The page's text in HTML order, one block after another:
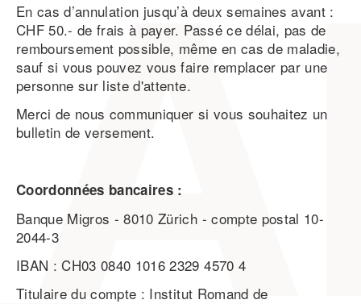
En cas d’annulation jusqu’à deux semaines avant :
CHF 50.- de frais à payer. Passé ce délai, pas de
remboursement possible, même en cas de maladie,
sauf si vous pouvez vous faire remplacer par une
personne sur liste d'attente.
Merci de nous communiquer si vous souhaitez un
bulletin de versement.
Coordonnées bancaires :
Banque Migros - 8010 Zürich - compte postal 10-
2044-3
IBAN : CH03 0840 1016 2329 4570 4
Titulaire du compte : Institut Romand de